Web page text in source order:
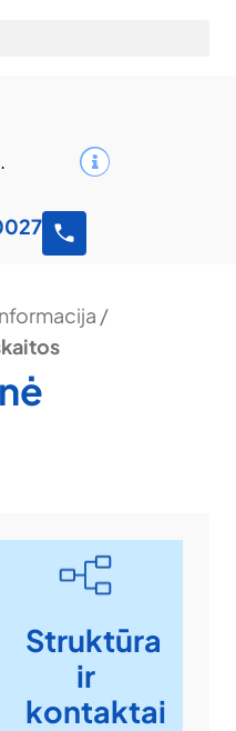
/
Struktūra
ir
kontaktai